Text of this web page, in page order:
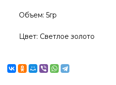
Объем: 5гр
Цвет: Светлое золото